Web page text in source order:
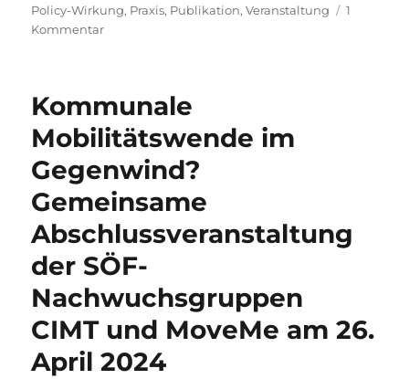
Policy-Wirkung, Praxis, Publikation,Veranstaltung
1
Kommentarzu
in
Hamburg-
Ottensen
(freiRaum
Ottensen):
Abschlusspräsentation
Kommunale
Mobilitätswende im
Gegenwind?
Gemeinsame
Abschlussveranstaltung
der SÖF-
Nachwuchsgruppen
CIMT und MoveMe am 26.
April 2024